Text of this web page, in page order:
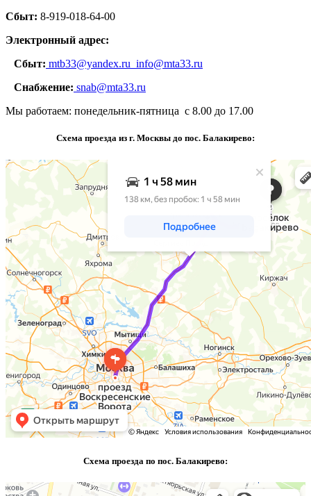
Сбыт: 8-919-018-64-00
Электронный адрес:
Сбыт: mtb33@yandex.ru info@mta33.ru
Снабжение: snab@mta33.ru
Мы работаем: понедельник-пятница с 8.00 до 17.00
Схема проезда из г. Москвы до пос. Балакирево:
Схема проезда по пос. Балакирево: